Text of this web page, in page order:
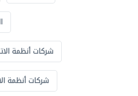
شركات أنظمة
شركات أنظمة